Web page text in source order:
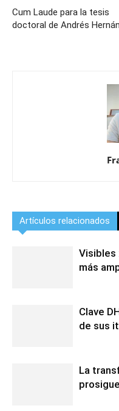
Cum Laude para la tesis
doctoral de Andrés
Artículos relacionados
Visibles
más
Clave
de sus
La